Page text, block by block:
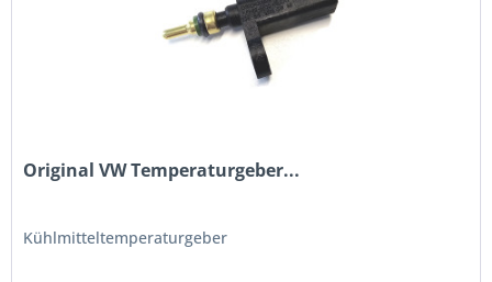
Original VW Temperaturgeber...
Kühlmitteltemperaturgeber